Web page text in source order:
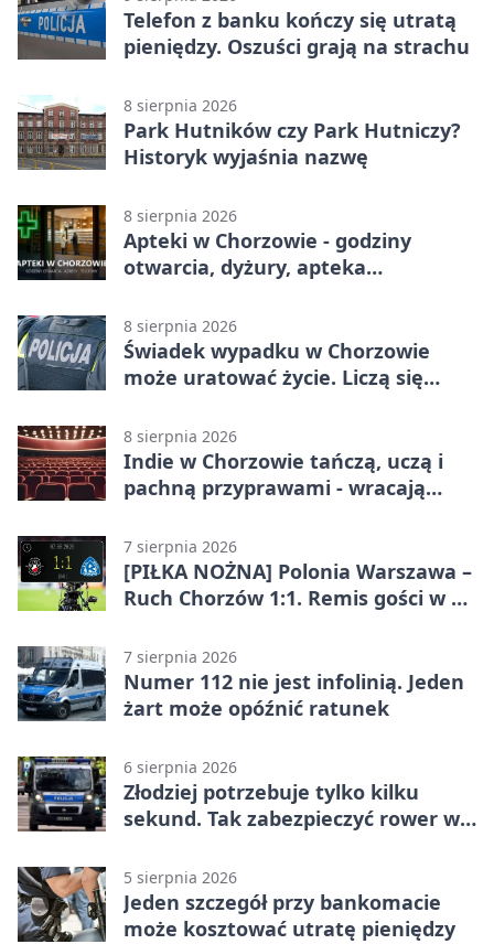
Telefon z banku kończy się utratą
pieniędzy. Oszuści grają na strachu
8 sierpnia 2026
Park Hutników czy Park Hutniczy?
Historyk wyjaśnia nazwę
8 sierpnia 2026
Apteki w Chorzowie - godziny
otwarcia, dyżury, apteka
8 sierpnia 2026
Świadek wypadku w Chorzowie
może uratować życie. Liczą się
8 sierpnia 2026
Indie w Chorzowie tańczą, uczą i
pachną przyprawami - wracają
7 sierpnia 2026
[PIŁKA NOŻNA] Polonia Warszawa –
Ruch Chorzów 1:1. Remis gości w 3.
7 sierpnia 2026
Numer 112 nie jest infolinią. Jeden
żart może opóźnić ratunek
6 sierpnia 2026
Złodziej potrzebuje tylko kilku
sekund. Tak zabezpieczyć rower w
5 sierpnia 2026
Jeden szczegół przy bankomacie
może kosztować utratę pieniędzy